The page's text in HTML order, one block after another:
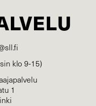
klo 9-15)
1